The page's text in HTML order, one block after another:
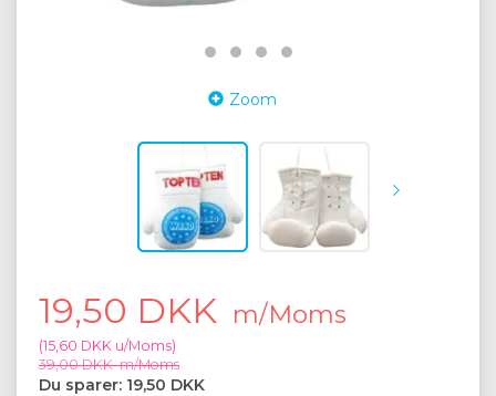
Zoom
19,50 DKK m/Moms
(15,60 DKK u/Moms)
39,00 DKKm/Moms
Du sparer: 19,50 DKK